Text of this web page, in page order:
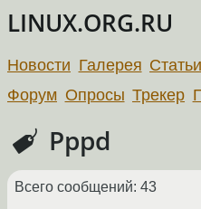
LINUX.ORG.RU
Новости Галерея Статьи
Форум Опросы Трекер
Pppd
Всего сообщений: 43